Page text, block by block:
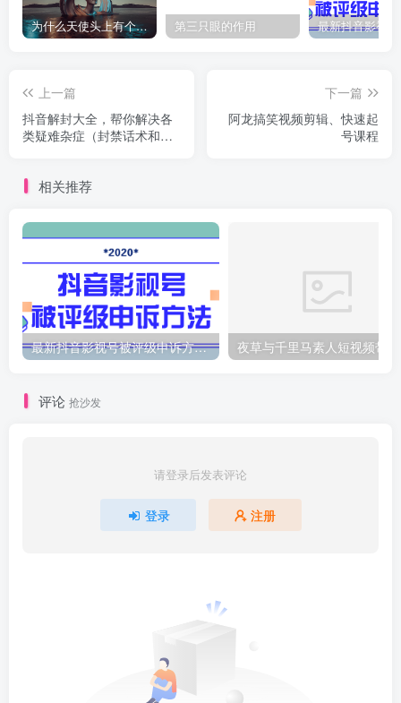
为什么天使头上有个圈？ 第三只眼的作用
上一篇
抖音解封大全，帮你解决各
类疑难杂症（封禁话术和模
下一篇
阿龙搞笑视频剪辑、快速起
号课程
相关推荐
最新抖音影视号被评级申诉方法视频教程
评论 抢沙发
请登录后发表评论
登录 注册